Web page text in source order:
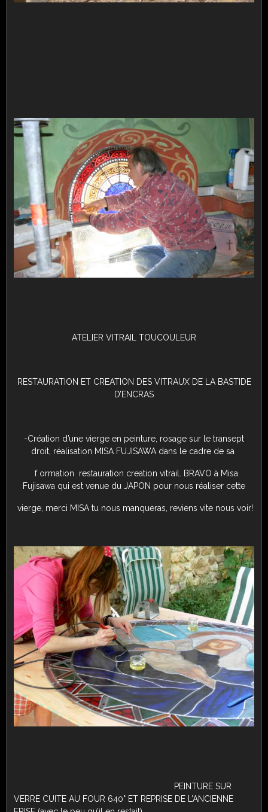
ATELIER VITRAIL TOUCOULEUR
RESTAURATION ET CREATION DES VITRAUX DE LA BASTIDE
D’ENCRAS
-Création d’une vierge en peinture, rosage sur le transept
droit, réalisation MISA FUJISAWA dans le cadre de sa
f ormation restauration creation vitrail. BRAVO à Misa
Fujisawa qui est venue du JAPON pour nous réaliser cette
vierge, merci MISA tu nous manqueras, reviens vite nous voir!
PEINTURE SUR
VERRE CUITE AU FOUR 640° ET REPRISE DE L’ANCIENNE